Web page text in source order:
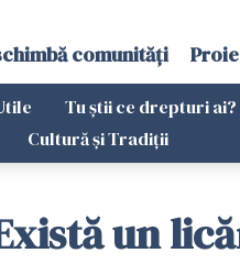
comunități
Tu știi ce drepturi ai?
Cultură și Tradiții
un